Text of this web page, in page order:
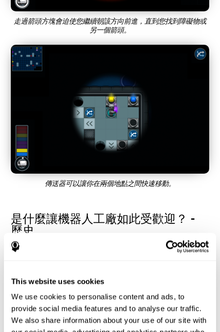
This website uses cookies
We use cookies to personalise content and ads, to
provide social media features and to analyse our traffic.
We also share information about your use of our site with
走過箭頭方塊會迫使您繼續朝該方向前進，直到您找到障礙物或
另一個箭頭。
傳送器可以讓你在兩個地點之間快速移動。
是什麼讓機器人工廠如此受歡迎？ -
歷史
機器人工廠等估計能力和處理速度能力的遊戲，協助用戶跨空間
益智遊戲「機器人工廠」如何提升我
的認知能力？
CogniFit 的機器人工廠有助於刺激特定的神經活化模式。持續重
複和訓練這種模式可以幫助創建新的突觸，並幫助神經迴路重組